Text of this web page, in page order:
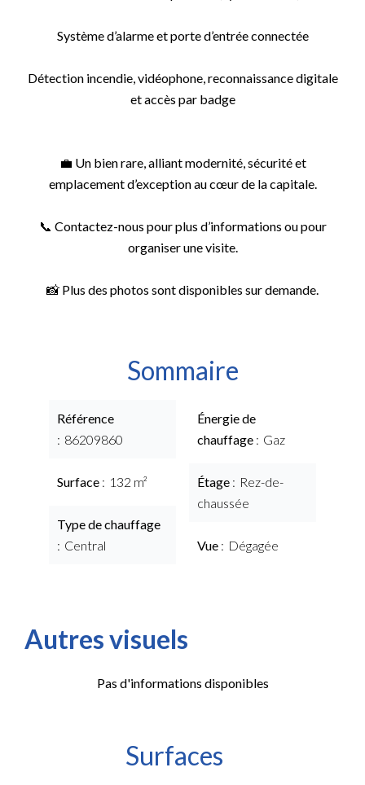
Système d’alarme et porte d’entrée connectée
Détection incendie, vidéophone, reconnaissance digitale
et accès par badge
💼 Un bien rare, alliant modernité, sécurité et
emplacement d’exception au cœur de la capitale.
📞 Contactez-nous pour plus d’informations ou pour
organiser une visite.
📸 Plus des photos sont disponibles sur demande.
Sommaire
Référence
86209860
Surface 132 m²
Type de chauffage
Central
Énergie de
chauffage
Gaz
Étage
Rez-de-
chaussée
Vue Dégagée
Autres visuels
Pas d'informations disponibles
Surfaces